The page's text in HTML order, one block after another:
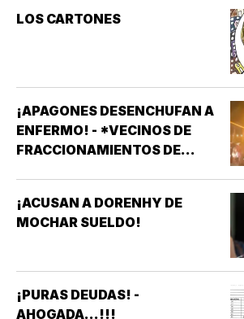
LOS CARTONES
¡APAGONES DESENCHUFAN A
ENFERMO! - *VECINOS DE
FRACCIONAMIENTOS DE
AFECTAN ELEVADORES,
TRATAMIENTOS MÉDICOS Y
¡ACUSAN A DORENHY DE
MOCHAR SUELDO!
¡PURAS DEUDAS! -
AHOGADA...!!!